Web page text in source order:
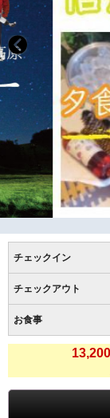
チェックイン
チェックアウト
お食事